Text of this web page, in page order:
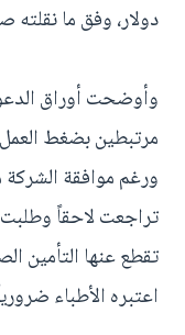
دولار، وفق ما
وأوضحت أوراق
مرتبطين بضغط
ورغم موافقة الشركة
تراجعت لاحقاً وطلبت
تقطع عنها
اعتبره الأطباء